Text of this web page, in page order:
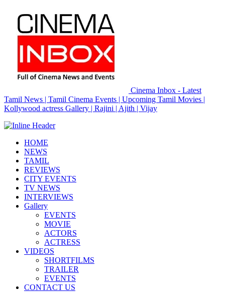
Cinema Inbox - Latest
Tamil News | Tamil Cinema Events | Upcoming Tamil Movies |
Kollywood actress Gallery | Rajini | Ajith | Vijay
HOME
NEWS
TAMIL
REVIEWS
CITY EVENTS
TV NEWS
INTERVIEWS
Gallery
EVENTS
MOVIE
ACTORS
ACTRESS
VIDEOS
SHORTFILMS
TRAILER
EVENTS
CONTACT US